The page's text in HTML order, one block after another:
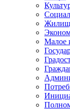
Малое